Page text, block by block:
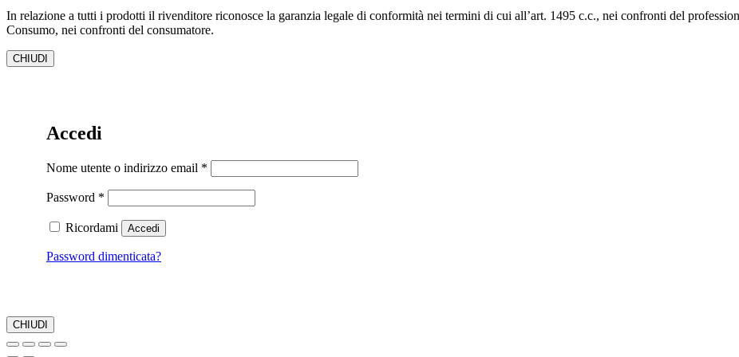
In relazione a tutti i prodotti il rivenditore riconosce la garanzia legale di conformità nei termini di cui all’art. 1495 c.c., nei confronti del
Consumo, nei confronti del consumatore.
CHIUDI
Accedi
Nome utente o indirizzo email *
Password *
Ricordami Accedi
Password dimenticata?
CHIUDI